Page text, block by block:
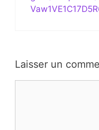
Laisser un